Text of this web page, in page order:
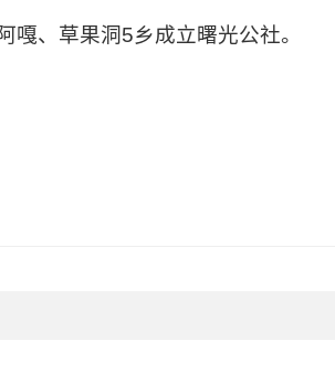
、草果洞5乡成立曙光公社。